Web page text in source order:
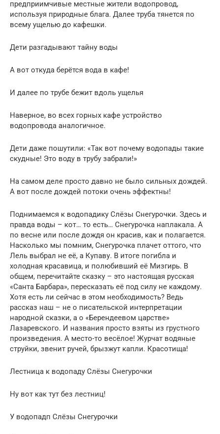
предприимчивые местные жители водопровод,
используя природные блага. Далее труба тянется по
всему ущелью до кафешки.
Дети разгадывают тайну воды
А вот откуда берётся вода в кафе!
И далее по трубе бежит вдоль ущелья
Наверное, во всех горных кафе устройство
водопровода аналогичное.
Дети даже пошутили: «Так вот почему водопады такие
скудные! Это воду в трубу забрали!»
На самом деле просто давно не было сильных дождей.
А вот после дождей потоки очень эффектны!
Поднимаемся к водопадику Слёзы Снегурочки. Здесь и
правда воды – кот… то есть… Снегурочка наплакала. А
по весне или после дождя он красив, как и полагается.
Насколько мы помним, Снегурочка плачет оттого, что
Лель выбрал не её, а Купаву. В итоге погибла и
холодная красавица, и полюбивший её Мизгирь. В
общем, перечитайте сказку – это настоящая русская
«Санта Барбара», пересказать её под силу не каждому.
Хотя есть ли сейчас в этом необходимость? Ведь
рассказ наш – не о писательской интерпретации
народной сказки, а о «Берендеевом царстве»
Лазаревского. И названия просто взяты из грустного
произведения. А место-то весёлое! Журчат водяные
струйки, звенит ручей, брызжут капли. Красотища!
Лестница к водопаду Слёзы Снегурочки
Ну вот как тут без лестниц!
У водопадп Слёзы Снегурочки